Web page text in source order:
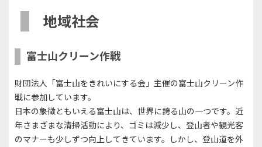
地域社会
富士山クリーン作戦
財団法人「富士山をきれいにする会」主催の富士山クリーン作
戦に参加しています。
日本の象徴ともいえる富士山は、世界に誇る山の一つです。近
年さまざまな清掃活動により、ゴミは減少し、登山者や観光客
のマナーも少しずつ向上してきています。しかし、登山道を外